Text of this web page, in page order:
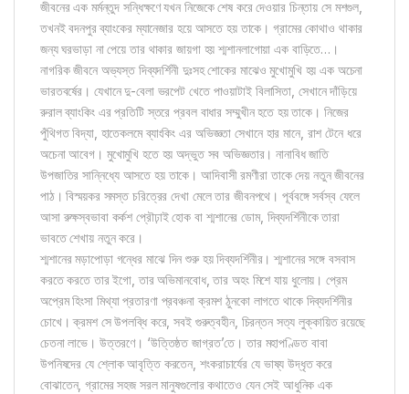
জীবনের এক মর্মন্তুদ সন্ধিক্ষণে যখন নিজেকে শেষ করে দেওয়ার চিন্তায় সে মশগুল,
তখনই বদনপুর ব্যাংকের ম্যানেজার হয়ে আসতে হয় তাকে। গ্রামের কোথাও থাকার
জন্য ঘরভাড়া না পেয়ে তার থাকার জায়গা হয় শ্মশানলাগোয়া এক বাড়িতে…।
নাগরিক জীবনে অভ্যস্ত দিব্যদর্শিনী দুঃসহ শোকের মাঝেও মুখোমুখি হয় এক অচেনা
ভারতবর্ষের। যেখানে দু-বেলা ভরপেট খেতে পাওয়াটাই বিলাসিতা, সেখানে দাঁড়িয়ে
রুরাল ব্যাংকিং এর প্রতিটি স্তরে প্রবল বাধার সম্মুখীন হতে হয় তাকে। নিজের
পুঁথিগত বিদ্যা, হাতেকলমে ব্যাংকিং এর অভিজ্ঞতা সেখানে হার মানে, রাশ টেনে ধরে
অচেনা আবেগ। মুখোমুখি হতে হয় অদ্ভুত সব অভিজ্ঞতার। নানাবিধ জাতি
উপজাতির সান্নিধ্যে আসতে হয় তাকে। আদিবাসী রমণীরা তাকে দেয় নতুন জীবনের
পাঠ। বিস্ময়কর সমস্ত চরিত্রের দেখা মেলে তার জীবনপথে। পূর্ববঙ্গে সর্বস্ব ফেলে
আসা রুক্ষস্বভাবা কর্কশ প্রৌঢ়াই হোক বা শ্মশানের ডোম, দিব্যদর্শিনীকে তারা
ভাবতে শেখায় নতুন করে।
শ্মশানের মড়াপোড়া গন্ধের মাঝে দিন শুরু হয় দিব্যদর্শিনীর। শ্মশানের সঙ্গে বসবাস
করতে করতে তার ইগো, তার অভিমানবোধ, তার অহং মিশে যায় ধুলোয়। প্রেম
অপ্রেম হিংসা মিথ্যা প্রতারণা প্রবঞ্চনা ক্রমশ ঠুনকো লাগতে থাকে দিব্যদর্শিনীর
চোখে। ক্রমশ সে উপলব্ধি করে, সবই গুরুত্বহীন, চিরন্তন সত্য লুক্কায়িত রয়েছে
চেতনা লাভে। উত্তরণে। ‘উত্তিষ্ঠত জাগ্রত’তে। তার মহাপণ্ডিত বাবা
উপনিষদের যে শ্লোক আবৃত্তি করতেন, শংকরাচার্যের যে ভাষ্য উদ্ধৃত করে
বোঝাতেন, গ্রামের সহজ সরল মানুষগুলোর কথাতেও যেন সেই আধুনিক এক